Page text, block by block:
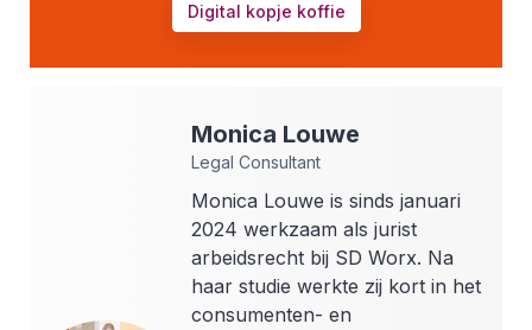
Digital kopje koffie
Monica Louwe
Legal Consultant
Monica Louwe is sinds januari
2024 werkzaam als jurist
arbeidsrecht bij SD Worx. Na
haar studie werkte zij kort in het
consumenten- en